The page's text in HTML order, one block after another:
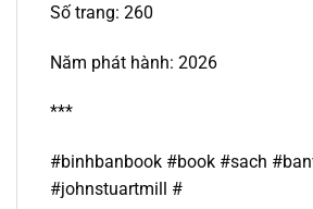
Số trang: 260
Năm phát hành: 2026
***
#binhbanbook #book #sach #
#johnstuartmill #